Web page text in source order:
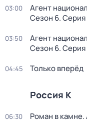
03:00 Агент
Сезон 6. Серия
03:50 Агент
Сезон 6.
04:45 Только вперёд
Россия К
06:30 Роман в